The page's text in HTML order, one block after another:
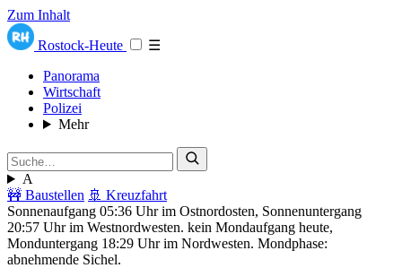
Zum Inhalt
Rostock-Heute
☰
Panorama
Wirtschaft
Polizei
Mehr
A
🚧 Baustellen 🚢 Kreuzfahrt
Sonnenaufgang 05:36 Uhr im Ostnordosten, Sonnenuntergang
20:57 Uhr im Westnordwesten. kein Mondaufgang heute,
Monduntergang 18:29 Uhr im Nordwesten. Mondphase:
abnehmende Sichel.